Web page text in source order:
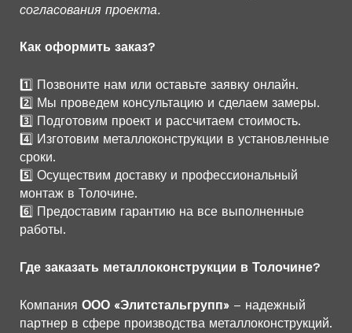
согласования проекта.
Как оформить заказ?
1️⃣ Позвоните нам или оставьте заявку онлайн.
2️⃣ Мы проведем консультацию и сделаем замеры.
3️⃣ Подготовим проект и рассчитаем стоимость.
4️⃣ Изготовим металлоконструкции в установленные
сроки.
5️⃣ Осуществим доставку и профессиональный
монтаж в Толочине.
6️⃣ Предоставим гарантию на все выполненные
работы.
Где заказать металлоконструкции в Толочине?
Компания ООО «Элитстальгрупп» – надежный
партнер в сфере производства металлоконструкций.